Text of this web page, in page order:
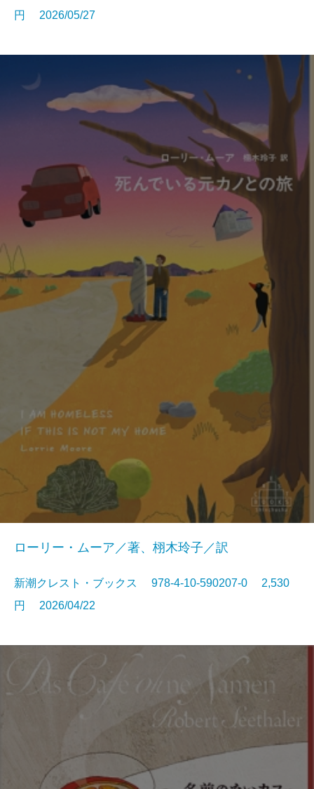
円 2026/05/27
ローリー・ムーア／著、栩木玲子／訳
新潮クレスト・ブックス 978-4-10-590207-0 2,530
円 2026/04/22